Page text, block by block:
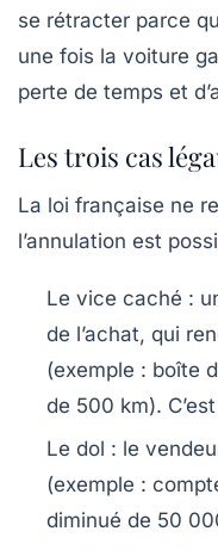
se rétracter parce
une fois la voiture
perte de temps et
Les trois cas
La loi française ne
l’annulation est
Le vice caché :
de l’achat, qui
(exemple : boîte
de 500 km).
Le dol : le
(exemple :
diminué de 50